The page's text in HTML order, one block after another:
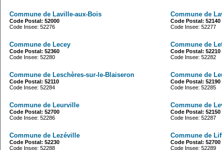
Commune de Laville-aux-Bois
Code Postal: 52000
Code Insee: 52276
Commune de
Code Postal: 52140
Code Insee: 52277
Commune de Lecey
Code Postal: 52360
Code Insee: 52280
Commune de
Code Postal: 52210
Code Insee: 52282
Commune de Leschères-sur-le-Blaiseron
Code Postal: 52110
Code Insee: 52284
Commune de
Code Postal: 52190
Code Insee: 52285
Commune de Leurville
Code Postal: 52700
Code Insee: 52286
Commune de
Code Postal: 52150
Code Insee: 52287
Commune de Lezéville
Code Postal: 52230
Code Insee: 52288
Commune de
Code Postal: 52700
Code Insee: 52289